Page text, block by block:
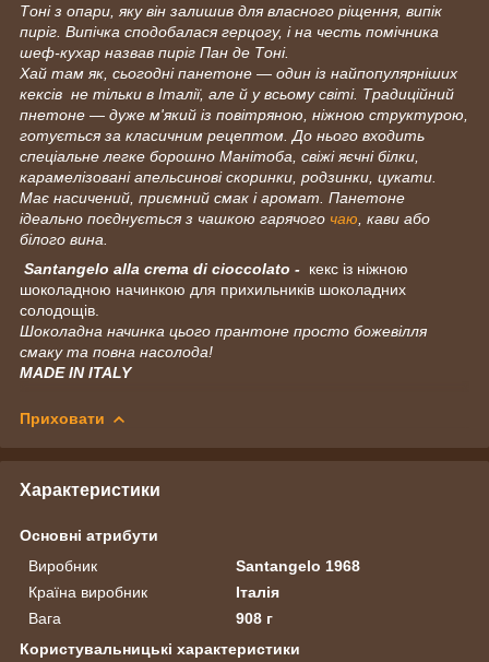
Тоні з опари, яку він залишив для власного ріщення, випік
пиріг. Випічка сподобалася герцогу, і на честь помічника
шеф-кухар назвав пиріг Пан де Тоні.
Хай там як, сьогодні панетоне — один із найпопулярніших
кексів не тільки в Італії, але й у всьому світі. Традиційний
пнетоне — дуже м'який із повітряною, ніжною структурою,
готується за класичним рецептом. До нього входить
спеціальне легке борошно Манітоба, свіжі яєчні білки,
карамелізовані апельсинові скоринки, родзинки, цукати.
Має насичений, приємний смак і аромат. Панетоне
ідеально поєднується з чашкою гарячого чаю , кави або
білого вина.
Santangelo alla crema di cioccolato - кекс із ніжною
шоколадною начинкою для прихильників шоколадних
солодощів.
Шоколадна начинка цього прантоне просто божевілля
смаку та повна насолода!
MADE IN ITALY
Приховати
Характеристики
Основні атрибути
Виробник
Santangelo 1968
Країна виробник
Італія
Вага
908 г
Користувальницькі характеристики